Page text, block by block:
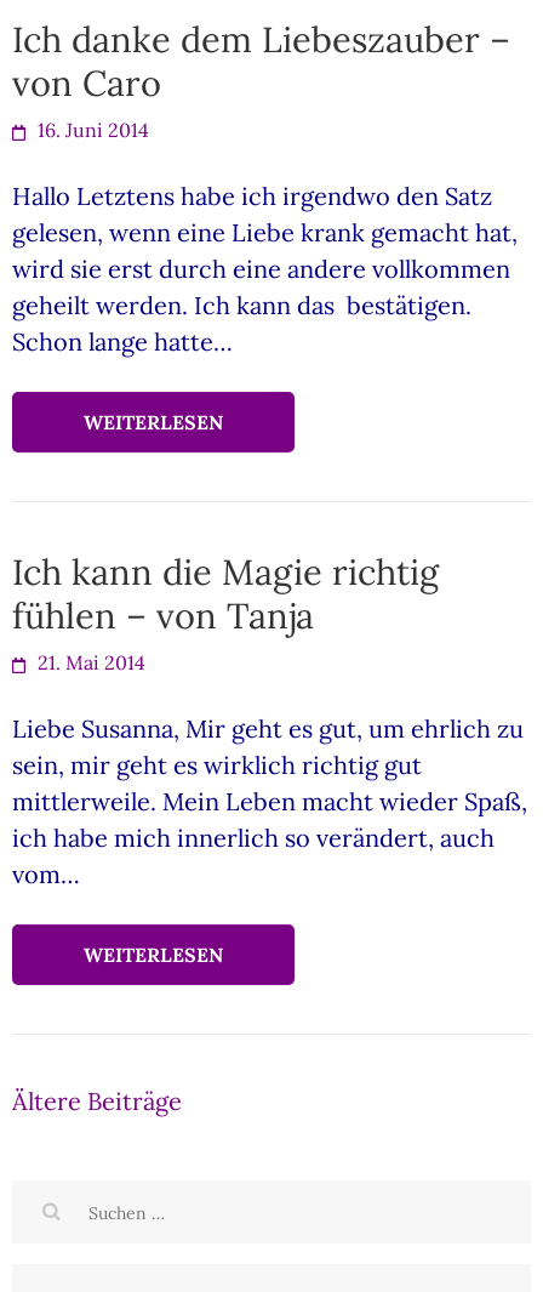
Ich danke dem Liebeszauber –
von Caro
16. Juni 2014
Hallo Letztens habe ich irgendwo den Satz
gelesen, wenn eine Liebe krank gemacht hat,
wird sie erst durch eine andere vollkommen
geheilt werden. Ich kann das bestätigen.
Schon lange hatte…
WEITERLESEN
Ich kann die Magie richtig
fühlen – von Tanja
21. Mai 2014
Liebe Susanna, Mir geht es gut, um ehrlich zu
sein, mir geht es wirklich richtig gut
mittlerweile. Mein Leben macht wieder Spaß,
ich habe mich innerlich so verändert, auch
vom…
WEITERLESEN
Beitragsnavigation
Ältere Beiträge
Suchen